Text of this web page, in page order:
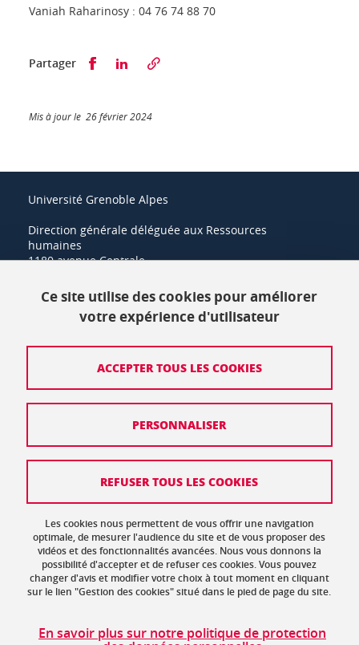
Vaniah Raharinosy : 04 76 74 88 70
Partager Partager sur Facebook
Partager sur LinkedIn
Mis à jour le 26 février 2024
Université Grenoble Alpes
Direction générale déléguée aux Ressources
humaines
1180 avenue Centrale
+33 (0)4 57 42 21 42
Mentions légales
Politique de protection des données
Données personnelles
Gestion des cookies
Accessibilité : non conforme
Plan de site
Ce site utilise des cookies pour améliorer
votre expérience d'utilisateur
Les cookies nous permettent de vous offrir une navigation
optimale, de mesurer l'audience du site et de vous proposer des
vidéos et des fonctionnalités avancées. Nous vous donnons la
possibilité d'accepter et de refuser ces cookies. Vous pouvez
changer d'avis et modifier votre choix à tout moment en cliquant
sur le lien "Gestion des cookies" situé dans le pied de page du site.
En savoir plus sur notre politique de protection
ACCEPTER TOUS LES COOKIES
REFUSER TOUS LES COOKIES
PERSONNALISER